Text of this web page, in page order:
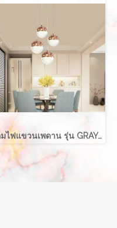
โคมไฟแขวนเพดาน รุ่น GRAYCE EVE-00417 LED 5W